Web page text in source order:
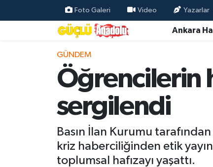
Foto Galeri Video Yazarlar
Ankara
GÜNDEM
Öğrencilerin
sergilendi
Basın İlan Kurumu
kriz haberciliğinden etik
toplumsal hafızayı yaşattı.
Özel Haber
Ankara Haberleri
Resmi İlanlar
Ekonomi
Gündem